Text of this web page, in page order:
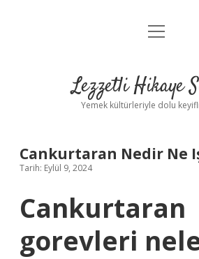
Anasayfa
Yasal Uyarı
menüyü
Lezzetli Hikaye
Yemek kültürleriyle dolu
Cankurtaran Nedir Ne
Tarih: Eylül 9, 2024
Cankurtaran
gorevleri